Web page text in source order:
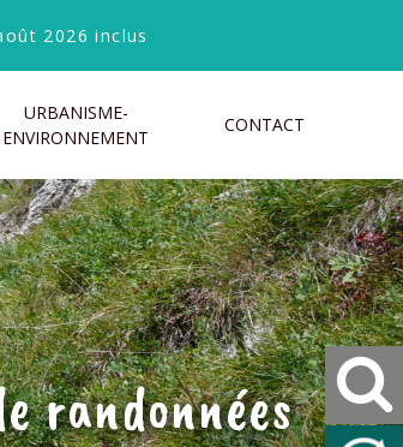
2026 inclus
URBANISME-
ENVIRONNEMENT
CONTACT
randonnées